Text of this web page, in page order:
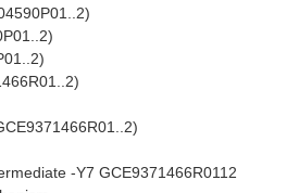
-Y7 GCE9371466R0112